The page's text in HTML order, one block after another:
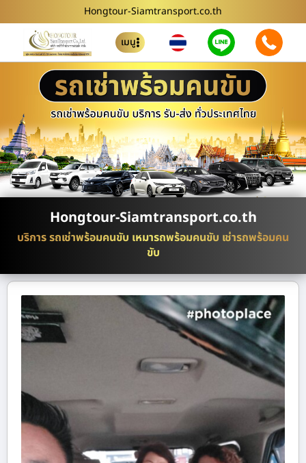
Hongtour-Siamtransport.co.th
เมนู
Hongtour-Siamtransport.co.th
บริการ รถเช่าพร้อมคนขับ เหมารถพร้อมคนขับ เช่ารถพร้อมคน
ขับ